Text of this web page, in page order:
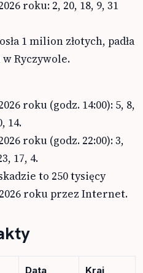
roku: 2, 20, 18, 9, 31
1 milion złotych, padła
Ryczywole.
roku (godz. 14:00): 5, 8,
14.
roku (godz. 22:00): 3,
17, 4.
to 250 tysięcy
roku przez Internet.
Data
Kraj